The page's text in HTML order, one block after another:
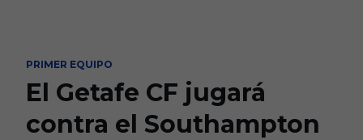
PRIMER EQUIPO
El Getafe CF jugará
contra el Southampton